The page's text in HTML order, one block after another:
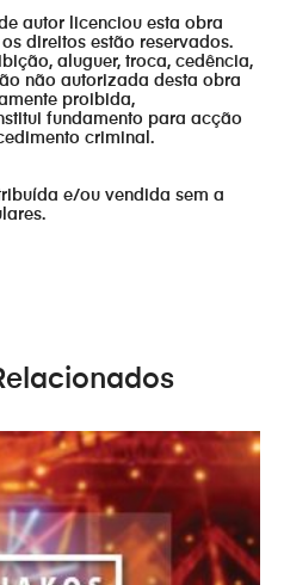
autor licenciou esta obra
direitos estão reservados.
aluguer, troca, cedência,
não autorizada desta obra
proibida,
fundamento para acção
criminal.
e/ou vendida sem a